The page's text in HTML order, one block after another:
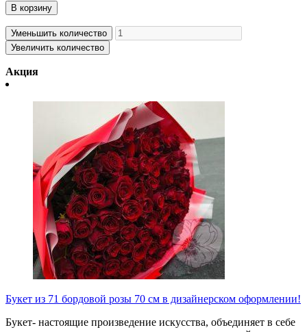
В корзину
Уменьшить количество
Увеличить количество
Акция
Букет из 71 бордовой розы 70 см в дизайнерском оформлении!
Букет- настоящие произведение искусства, объединяет в себе